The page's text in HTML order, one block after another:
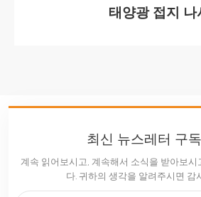
태양광 접지 나
최신 뉴스레터 구
계속 읽어보시고, 계속해서 소식을 받아보시
다. 귀하의 생각을 알려주시면 감